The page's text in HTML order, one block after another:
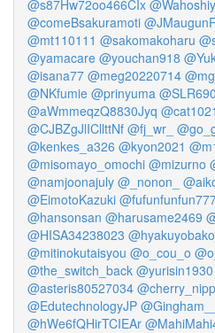
@s87Hw72oo466CIx
@comeBsakuramoti
@mt110111 @sakomakoharu
@yamacare @youchan918
@isana77 @meg20220714
@NKfumie @prinyuma @SLR690
@aWmmeqzQ8830Jyq
@CJBZgJlICllttNf @fj_wr_
@kenkes_a326 @kyon2021
@misomayo_omochi @mizurno
@namjoonajuly @_nonon_
@EimotoKazuki
@hansonsan @harusame2469
@HISA34238023
@mitinokutaisyou @o_cou_o
@the_switch_back @yurisin1930
@asteris80527034
@EdutechnologyJP
@hWe6fQHirTCIEAr